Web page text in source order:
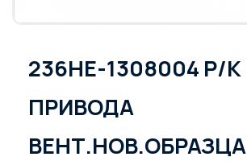
236НЕ-1308004 Р/К
ПРИВОДА
ВЕНТ.НОВ.ОБРАЗЦА